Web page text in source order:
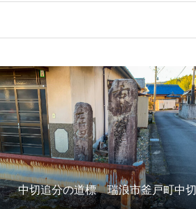
中切追分の道標 瑞浪市釜戸町中切